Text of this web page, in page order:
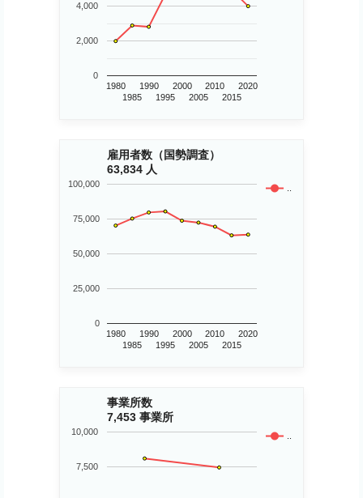
1980
1985
1990
1995
2000
2005
2010
2015
2020
0
2,000
4,000
雇用者数（国勢調査）
63,834 人
..
1980
1985
1990
1995
2000
2005
2010
2015
2020
0
25,000
50,000
75,000
100,000
事業所数
7,453 事業所
..
7,500
10,000